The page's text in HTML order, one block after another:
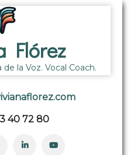
Flórez
la Voz. Vocal Coach.
40 72 80